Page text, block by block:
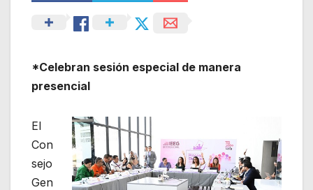
*Celebran sesión especial de manera
presencial
El
Con
sejo
Gen